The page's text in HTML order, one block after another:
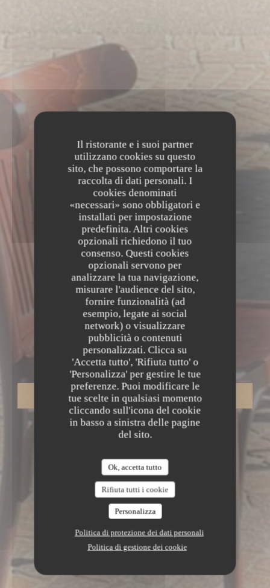
Il ristorante e i suoi partner
utilizzano cookies su questo
sito, che possono comportare la
raccolta di dati personali. I
cookies denominati
«necessari» sono obbligatori e
installati per impostazione
predefinita. Altri cookies
opzionali richiedono il tuo
consenso. Questi cookies
opzionali servono per
analizzare la tua navigazione,
misurare l'audience del sito,
fornire funzionalità (ad
esempio, legate ai social
network) o visualizzare
pubblicità o contenuti
personalizzati. Clicca su
'Accetta tutto', 'Rifiuta tutto' o
'Personalizza' per gestire le tue
preferenze. Puoi modificare le
tue scelte in qualsiasi momento
cliccando sull'icona del cookie
in basso a sinistra delle pagine
del sito.
Ok, accetta tutto
Rifiuta tutti i cookie
Personalizza
Politica di protezione dei dati personali
Politica di gestione dei cookie
BISTROT MODERNE• LILLE
Sympa
PRENOTA
SYMPA